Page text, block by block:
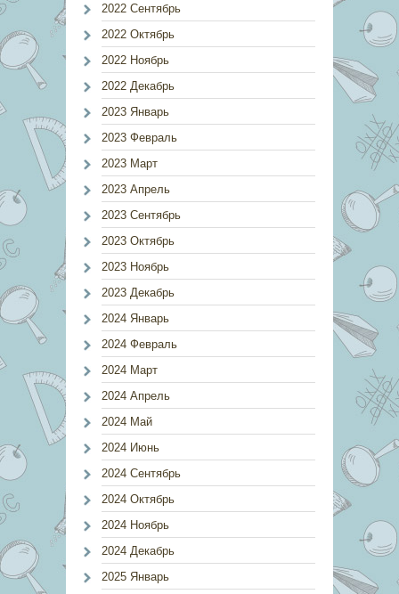
2022 Сентябрь
2022 Октябрь
2022 Ноябрь
2022 Декабрь
2023 Январь
2023 Февраль
2023 Март
2023 Апрель
2023 Сентябрь
2023 Октябрь
2023 Ноябрь
2023 Декабрь
2024 Январь
2024 Февраль
2024 Март
2024 Апрель
2024 Май
2024 Июнь
2024 Сентябрь
2024 Октябрь
2024 Ноябрь
2024 Декабрь
2025 Январь